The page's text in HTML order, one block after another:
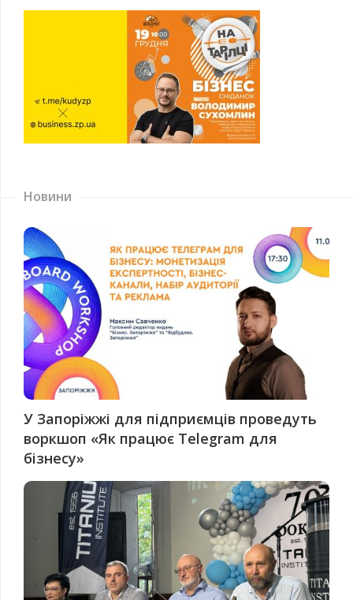
Новини
У Запоріжжі для підприємців проведуть
воркшоп «Як працює Telegram для
бізнесу»